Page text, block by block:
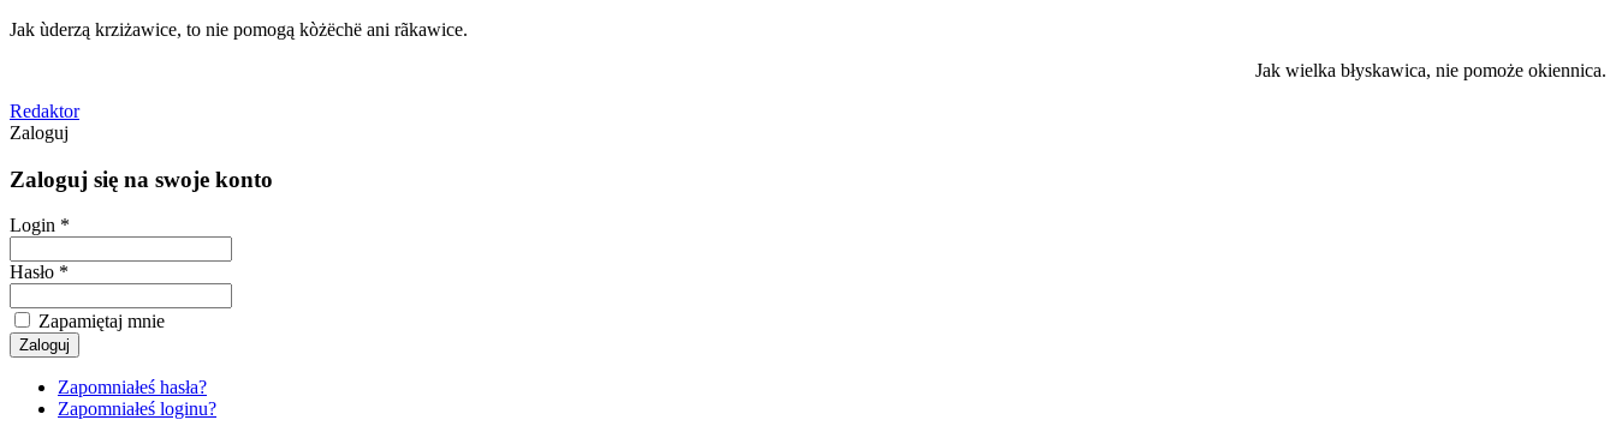
Jak ùderzą krziżawice, to nie pomogą kòżëchë ani rãkawice.
Jak wielka błyskawica, nie pomoże okiennica.
Redaktor
Zaloguj
Zaloguj się na swoje konto
Login *
Hasło *
Zapamiętaj mnie
Zapomniałeś hasła?
Zapomniałeś loginu?